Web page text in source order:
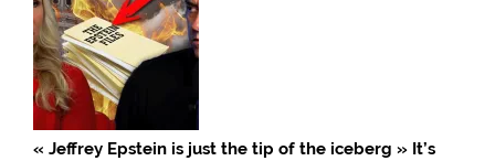
« Jeffrey Epstein is just the tip of the iceberg » It’s